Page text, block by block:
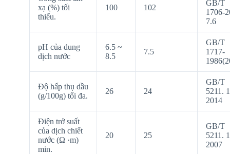
xạ (%) tối
thiểu.
100 102
GB/T
1706-
7.6
pH của dung
dịch nước
6.5 ~
8.5
7.5
GB/T
1717-
Độ hấp thụ dầu
(g/100g) tối đa.
26 24
GB/T
5211.
2014
Điện trở suất
của dịch chiết
nước (Ω ·m)
min.
20 25
GB/T
5211.
2007